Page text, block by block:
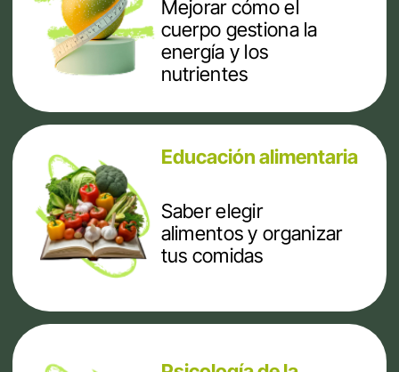
TODO INTEGRADO EN
UN PROCESO DE 30
DÍASCLARO,
SOSTENIBLE
APÚNTATE AHORA
RESULTADOS
QUE BUSCA
PROGRAMA